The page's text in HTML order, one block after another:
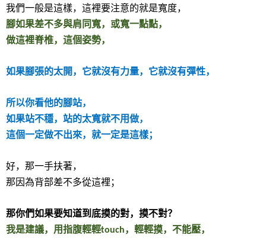
我們一般是這樣，這裡要注意的就是寬度，
腳如果差不多與肩同寬，或寬一點點，
做這裡脊椎，這個姿勢，
如果腳張的太開，它就沒有力量，它就沒有彈性，
所以你看他的腳站，
如果站不穩，站的太寬就不用做，
這個一定做不出來，就一定是這樣；
好，那一手扶著，
那因為背部差不多從這裡；
那你們如果要知道到底摸的對，摸不對？
我是建議，用指腹輕輕touch，輕輕摸，不能壓，